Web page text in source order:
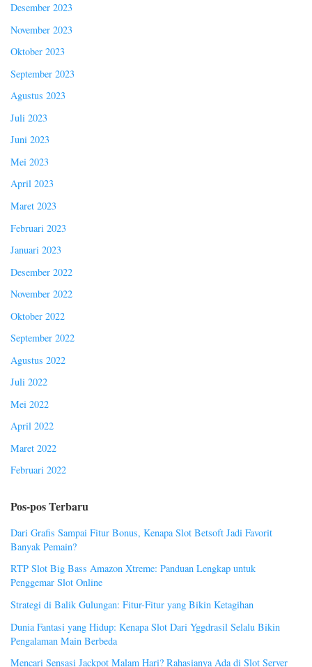
Desember 2023
November 2023
Oktober 2023
September 2023
Agustus 2023
Juli 2023
Juni 2023
Mei 2023
April 2023
Maret 2023
Februari 2023
Januari 2023
Desember 2022
November 2022
Oktober 2022
September 2022
Agustus 2022
Juli 2022
Mei 2022
April 2022
Maret 2022
Februari 2022
Pos-pos Terbaru
Dari Grafis Sampai Fitur Bonus, Kenapa Slot Betsoft Jadi Favorit
Banyak Pemain?
RTP Slot Big Bass Amazon Xtreme: Panduan Lengkap untuk
Penggemar Slot Online
Strategi di Balik Gulungan: Fitur-Fitur yang Bikin Ketagihan
Dunia Fantasi yang Hidup: Kenapa Slot Dari Yggdrasil Selalu Bikin
Pengalaman Main Berbeda
Mencari Sensasi Jackpot Malam Hari? Rahasianya Ada di Slot Server